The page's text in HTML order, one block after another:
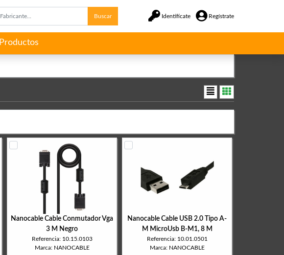
Buscar Identifícate Regístrate
Productos
Nanocable Cable Conmutador Vga
3 M Negro
Referencia: 10.15.0103
Marca: NANOCABLE
Nanocable Cable USB 2.0 Tipo A-
M MicroUsb B-M1, 8 M
Referencia: 10.01.0501
Marca: NANOCABLE